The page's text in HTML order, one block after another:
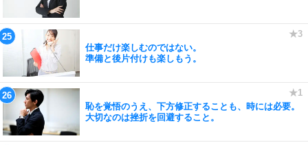
仕事だけ楽しむのではない。
準備と後片付けも楽しもう。
恥を覚悟のうえ、下方修正することも、時には必要。
大切なのは挫折を回避すること。